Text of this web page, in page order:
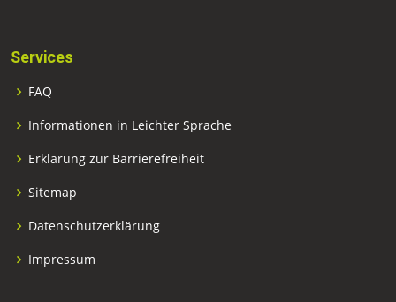
Services
FAQ
Informationen in Leichter Sprache
Erklärung zur Barrierefreiheit
Sitemap
Datenschutzerklärung
Impressum